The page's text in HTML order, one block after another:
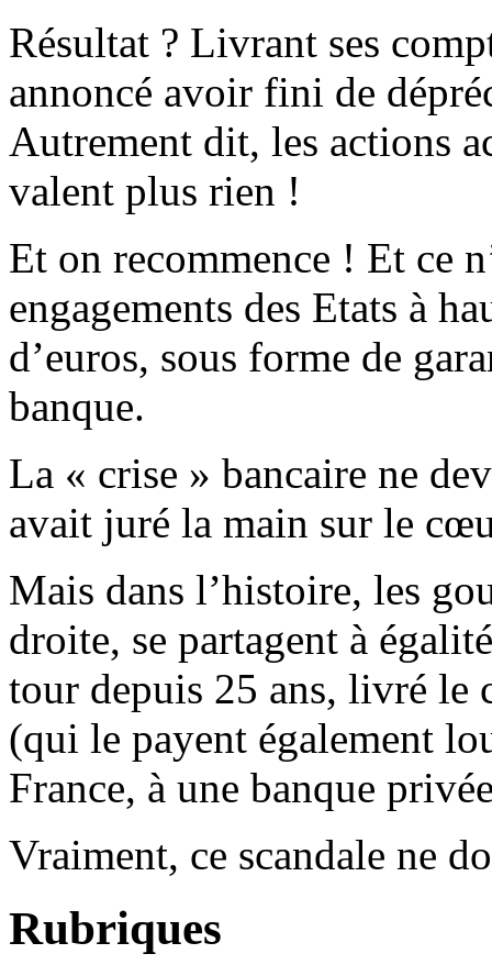
Résultat ? Livrant ses
annoncé avoir fini de
Autrement dit, les actions
valent plus rien !
Et on recommence ! Et ce
engagements des Etats à
d’euros, sous forme de
banque.
La « crise » bancaire ne
avait juré la main sur le
Mais dans l’histoire, les
droite, se partagent à
tour depuis 25 ans, livré le
(qui le payent également
France, à une banque
Vraiment, ce scandale ne
Rubriques